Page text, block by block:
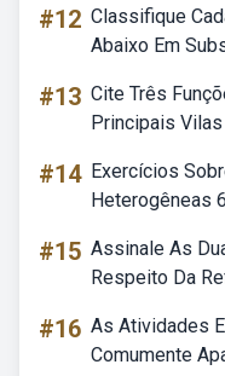
#12 Classifique
Abaixo Em
#13 Cite Três
Principais
#14 Exercícios
Heterogêneas
#15 Assinale As
Respeito Da
#16 As Atividades
Comumente